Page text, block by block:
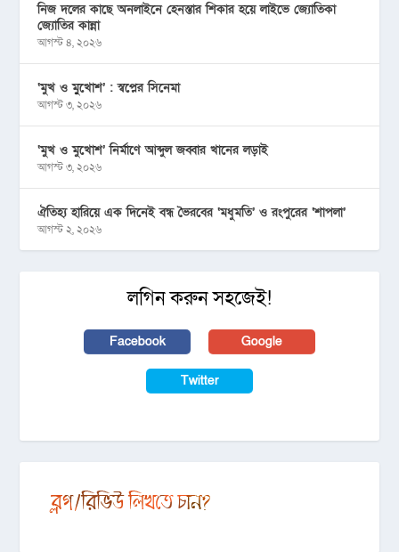
নিজ দলের কাছে অনলাইনে হেনস্তার শিকার হয়ে লাইভে জ্যোতিকা
জ্যোতির কান্না
আগস্ট ৪, ২০২৬
‘মুখ ও মু্খোশ’ : স্বপ্নের সিনেমা
আগস্ট ৩, ২০২৬
‘মুখ ও মুখোশ’ নির্মাণে আব্দুল জব্বার খানের লড়াই
আগস্ট ৩, ২০২৬
ঐতিহ্য হারিয়ে এক দিনেই বন্ধ ভৈরবের ‘মধুমতি’ ও রংপুরের ‘শাপলা’
আগস্ট ২, ২০২৬
লগিন করুন সহজেই!
Facebook Google
Twitter